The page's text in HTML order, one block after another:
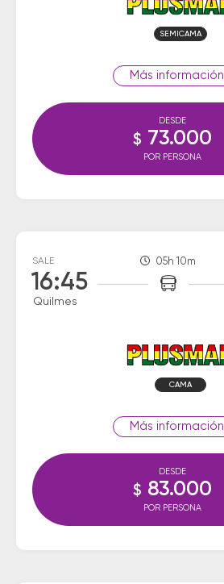
SEMICAMA
información
DESDE
$ 73.000
POR PERSONA
SALE
16:45
Quilmes
05h 10m
CAMA
información
DESDE
$ 83.000
POR PERSONA